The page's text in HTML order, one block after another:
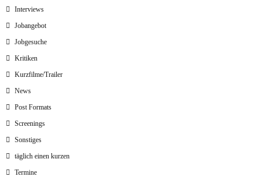
Interviews
Jobangebot
Jobgesuche
Kritiken
Kurzfilme/Trailer
News
Post Formats
Screenings
Sonstiges
täglich einen kurzen
Termine